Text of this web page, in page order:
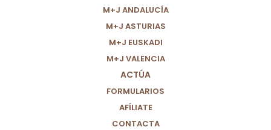
M+J ANDALUCÍA
M+J ASTURIAS
M+J EUSKADI
M+J VALENCIA
ACTÚA
FORMULARIOS
AFÍLIATE
CONTACTA